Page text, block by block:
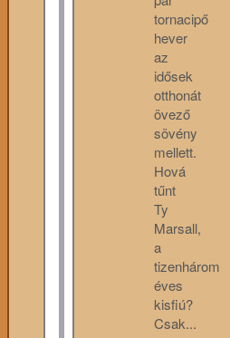
tornacipő
hever
az
idősek
otthonát
övező
sövény
mellett.
Hová
tűnt
Ty
Marsall,
a
tizenhárom
éves
kisfiú?
Csak...